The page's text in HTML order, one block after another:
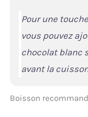
Pour une
vous pouvez
chocolat blanc
avant la
Boisson